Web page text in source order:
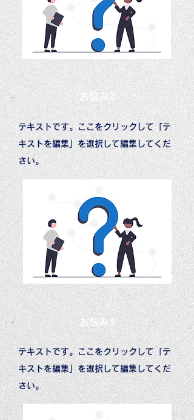
テキストです。ここをクリックして「テ
キストを編集」を選択して編集してくだ
さい。
​お悩み2
テキストです。ここをクリックして「テ
キストを編集」を選択して編集してくだ
さい。
​お悩み3